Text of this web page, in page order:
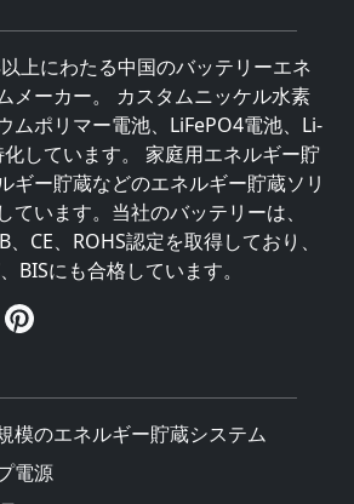
以上にわたる中国のバッテリーエネ
メーカー。 カスタムニッケル水素
ムポリマー電池、LiFePO4電池、Li-
しています。 家庭用エネルギー貯
ギー貯蔵などのエネルギー貯蔵ソリ
ています。当社のバッテリーは、
CE、ROHS認定を取得しており、
BISにも合格しています。
模のエネルギー貯蔵システム
電源